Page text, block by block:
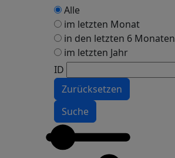
Alle
im letzten Monat
in den letzten 6 Monaten
im letzten Jahr
ID